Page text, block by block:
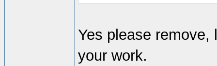
Yes please
your work.